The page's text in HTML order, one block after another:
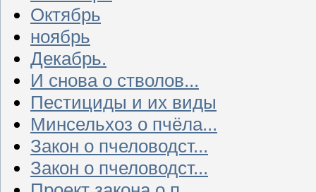
Октябрь
ноябрь
Декабрь.
И снова о стволов...
Пестициды и их виды
Минсельхоз о пчёла...
Закон о пчеловодст...
Закон о пчеловодст...